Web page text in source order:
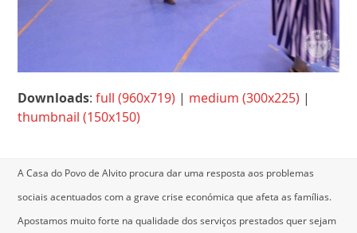
Downloads:full (960x719) | medium (300x225) |
thumbnail (150x150)
A Casa do Povo de Alvito procura dar uma resposta aos problemas
sociais acentuados com a grave crise económica que afeta as famílias.
Apostamos muito forte na qualidade dos serviços prestados quer sejam